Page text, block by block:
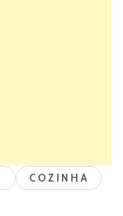
COZINHA